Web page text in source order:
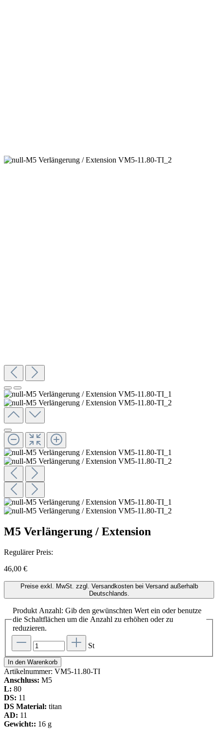
M5 Verlängerung / Extension
Regulärer Preis:
46,00 €
Preise exkl. MwSt. zzgl. Versandkosten bei Versand außerhalb
Deutschlands.
Produkt Anzahl: Gib den gewünschten Wert ein oder benutze
die Schaltflächen um die Anzahl zu erhöhen oder zu
reduzieren.
St
In den Warenkorb
Artikelnummer: VM5-11.80-TI
Anschluss: M5
L: 80
DS: 11
DS Material: titan
AD: 11
Gewicht:: 16 g